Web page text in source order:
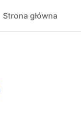
Strona główna